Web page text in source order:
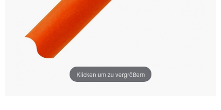
Klicken um zu vergrößern